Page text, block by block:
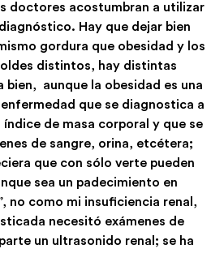
doctores acostumbran a utilizar
Hay que dejar bien
gordura que obesidad y los
distintos, hay distintas
bien, aunque la obesidad es una
que se diagnostica a
de masa corporal y que se
de sangre, orina, etcétera;
que con sólo verte pueden
sea un padecimiento en
no como mi insuficiencia renal,
necesitó exámenes de
un ultrasonido renal; se ha